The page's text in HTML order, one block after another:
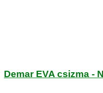
Demar EVA csizma -